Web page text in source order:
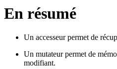
En résumé
Un accesseur permet de
Un mutateur permet de
modifiant.